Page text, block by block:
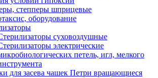
степперы шприцевые
оборудование
суховоздушные
электрические
петель, игл, мелкого
для засева чашек Петри вращающиеся